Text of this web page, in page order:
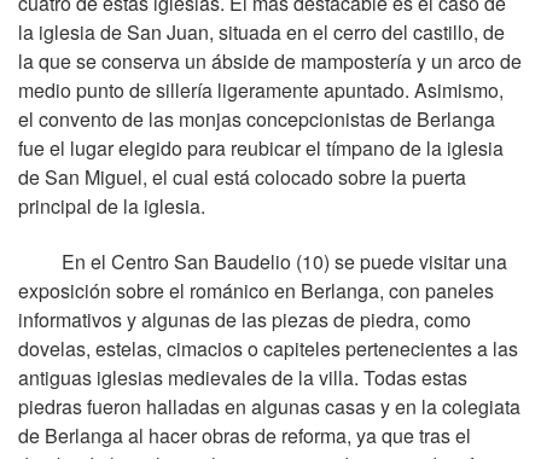
la iglesia de San Juan, situada en el cerro del castillo, de
la que se conserva un ábside de mampostería y un arco de
medio punto de sillería ligeramente apuntado. Asimismo,
el convento de las monjas concepcionistas de Berlanga
fue el lugar elegido para reubicar el tímpano de la iglesia
de San Miguel, el cual está colocado sobre la puerta
principal de la iglesia.
En el Centro San Baudelio (10) se puede visitar una
exposición sobre el románico en Berlanga, con paneles
informativos y algunas de las piezas de piedra, como
dovelas, estelas, cimacios o capiteles pertenecientes a las
antiguas iglesias medievales de la villa. Todas estas
piedras fueron halladas en algunas casas y en la colegiata
de Berlanga al hacer obras de reforma, ya que tras el